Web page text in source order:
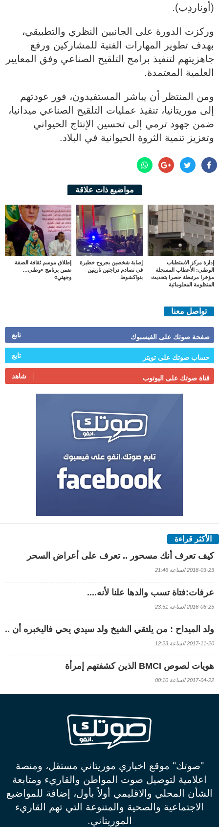
(أوناردِب).
وركزت الدورة على الجانبين النظري والتطبيقي،
بهدف تطوير المهارات الفنية للمشاركين ورفع
جاهزيتهم لتنفيذ برامج التلقيح الصناعي وفق المعايير
العلمية المعتمدة.
ومن المنتظر أن يباشر المستفيدون، فور عودتهم
إلى موريتانيا، تنفيذ عمليات التلقيح الصناعي ميدانيا،
ضمن جهود ترمي إلى تحسين الإنتاج الحيواني
وتعزيز تنمية الثروة الحيوانية في البلاد.
مواضيع ذات علاقة
إدارة مركز الاستطباب
الوطني: الأعطاب المسجلة
مؤخرا مرتبطة حصرا بتحديث
المنظومة المعلوماتية
إصابة شخصين بجروح خطيرة
في تصادم دراجتين ناريتين
بنواكشوط
إطلاق موسم ثقافة الضفة
ضمن برنامج «وطني…
وجهتي»
تواصل معنا
صفحة صوتك على الفيسبوك تابع
حساب صوتك على تويتر تابع
قناة صوتك على اليوتوب شاهد
الأكثر قراءة
كيف تعرف أنك مسحور .. تعرف على أعراض السحر
2018-03-23 الساعة 21:46
عرفات:فتاة تسب والدها علنا لأنه....
2016-06-25 الساعة 23:51
ولد الميداح : من يلتقي الشيخ ولد سيدي يحي فاليخبره أن ..
2017-11-20 الساعة 12:23
هويات لصوص BMCI الذين كشفتهم إمرأة
2017-04-22 الساعة 00:10
"صوتك" موقع اخباري موريتاني مستقل، ومنصة
اعلامية لتوصيل صوت المواطن والقاريء ومتابعة
الشأن المحلي والاقليمي أولاً بأول، إضافة للمواضيع
الاجتماعية والصحية والمتنوعة التي تهم القاريء
الموريتاني.